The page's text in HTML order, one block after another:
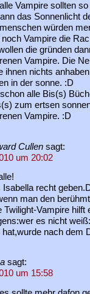
Vampire sollten
das Sonnenlicht
würden
Vampire die
die gründen
Vampire. Die
ihnen nichts
in der sonne. :D
schon alle Bis(s)
zum ertsen
Vampire. :D
Cullen sagt:
um 20:02
Isabella recht
man den
Twilight-Vampire hilft
es nicht
hat,wurde nach dem
sagt:
um 15:58